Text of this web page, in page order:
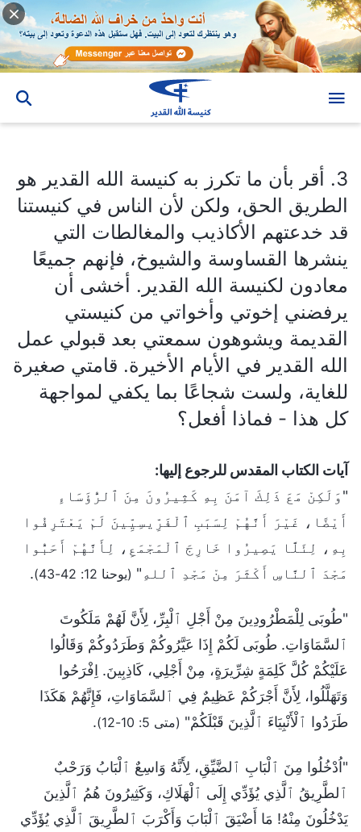
3. أقر بأن ما تكرز به كنيسة الله القدير هو
الطريق الحق، ولكن لأن الناس في كنيستنا
قد خدعتهم الأكاذيب والمغالطات التي
ينشرها القساوسة والشيوخ، فإنهم جميعًا
معادون لكنيسة الله القدير. أخشى أن
يرفضني إخوتي وأخواتي من كنيستي
القديمة ويشوهون سمعتي بعد قبولي عمل
الله القدير في الأيام الأخيرة. قامتي صغيرة
للغاية، ولست شجاعًا بما يكفي لمواجهة
كل هذا - فماذا أفعل؟
آيات الكتاب المقدس للرجوع إليها:
"وَلَكِنْ مَعَ ذَلِكَ آمَنَ بِهِ كَثِيرُونَ مِنَ ٱلرُّؤَسَاءِ
أَيْضًا، غَيْرَ أَنَّهُمْ لِسَبَبِ ٱلْفَرِّيسِيِّينَ لَمْ يَعْتَرِفُوا
بِهِ، لِئَلَّا يَصِيرُوا خَارِجَ ٱلْمَجْمَعِ، لِأَنَّهُمْ أَحَبُّوا
مَجْدَ ٱلنَّاسِ أَكْثَرَ مِنْ مَجْدِ ٱللهِ" (يوحنا 12: 42-43) .
"طُوبَى لِلْمَطْرُودِينَ مِنْ أَجْلِ ٱلْبِرِّ، لِأَنَّ لَهُمْ مَلَكُوتَ
ٱلسَّمَاوَاتِ. طُوبَى لَكُمْ إِذَا عَيَّرُوكُمْ وَطَرَدُوكُمْ وَقَالُوا
عَلَيْكُمْ كُلَّ كَلِمَةٍ شِرِّيرَةٍ، مِنْ أَجْلِي، كَاذِبِينَ. اِفْرَحُوا
وَتَهَلَّلُوا، لِأَنَّ أَجْرَكُمْ عَظِيمٌ فِي ٱلسَّمَاوَاتِ، فَإِنَّهُمْ هَكَذَا
طَرَدُوا ٱلْأَنْبِيَاءَ ٱلَّذِينَ قَبْلَكُمْ" (متى 5: 10-12) .
"اُدْخُلُوا مِنَ ٱلْبَابِ ٱلضَّيِّقِ، لِأَنَّهُ وَاسِعٌ ٱلْبَابُ وَرَحْبٌ
ٱلطَّرِيقُ ٱلَّذِي يُؤَدِّي إِلَى ٱلْهَلَاكِ، وَكَثِيرُونَ هُمُ ٱلَّذِينَ
يَدْخُلُونَ مِنْهُ! مَا أَضْيَقَ ٱلْبَابَ وَأَكْرَبَ ٱلطَّرِيقَ ٱلَّذِي يُؤَدِّي